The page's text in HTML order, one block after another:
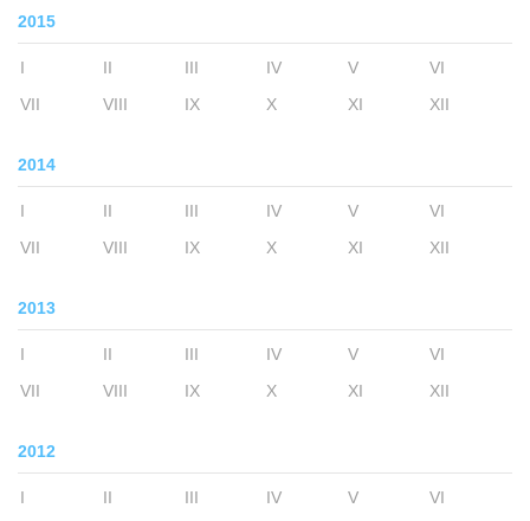
2015
I II III IV V
VI
VII
VIII IX X XI XII
2014
I II III IV V
VI
VII
VIII IX X XI XII
2013
I II III IV V
VI
VII
VIII IX X XI XII
2012
I II III IV V
VI